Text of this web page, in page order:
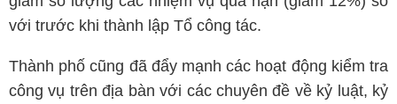
với trước khi thành lập Tổ công tác.
Thành phố cũng đã đẩy mạnh các hoạt động kiểm tra
công vụ trên địa bàn với các chuyên đề về kỷ luật, kỷ